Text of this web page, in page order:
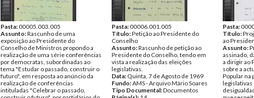
Pasta:00005.003.005
Assunto:Rascunho de uma
exposição ao Presidente do
Conselho de Ministros propondo a
realização de uma série conferências
por democratas, subordinadas ao
tema "Estudar o passado, construir o
futuro", em resposta ao anúncio da
realização de conferências
intituladas "Celebrar o passado,
Pasta:00006.001.005
Título:Petição ao Presidente do
Conselho
Assunto:Rascunho de petição ao
Presidente do Conselho, tendo em
vista a realização das eleições
legislativas.
Data: Quinta, 7 de Agosto de 1969
Fundo:AMS - Arquivo Mário Soares
Tipo Documental:Documentos
Pasta:
Título:
ao
Assunto:
assinado,
a dirigir ao
sobre a
Popular na
legislativas